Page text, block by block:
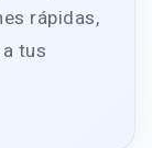
rápidas,
tus